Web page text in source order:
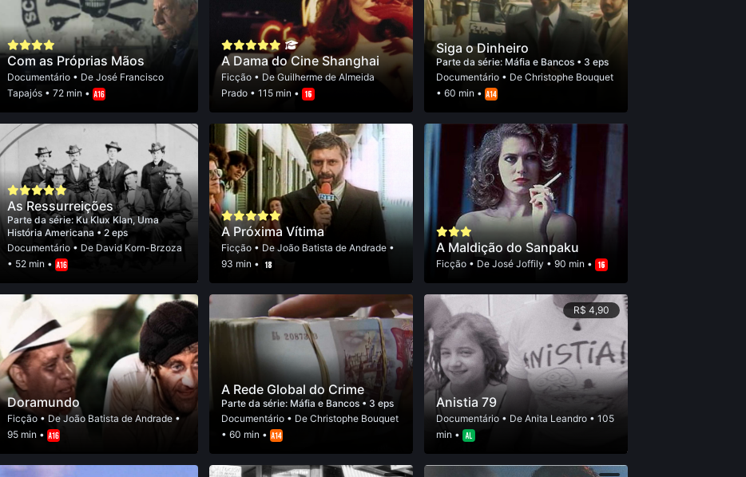
Com as Próprias Mãos
Documentário• De José Francisco
Tapajós• 72 min •
A Dama do Cine Shanghai
Ficção • DeGuilherme de Almeida
Prado • 115 min •
Siga o Dinheiro
Parte da série: Máfia e Bancos • 3 eps
Documentário • DeChristophe Bouquet
• 60 min •
As Ressurreições
Parte da série: Ku Klux Klan, Uma
História Americana • 2 eps
Documentário• De David Korn-Brzoza
• 52 min •
A Próxima Vítima
Ficção • DeJoão Batista de Andrade •
93 min •
A Maldição do Sanpaku
Ficção • DeJosé Joffily • 90 min •
Doramundo
Ficção• De João Batista de Andrade•
95 min •
A Rede Global do Crime
Parte da série: Máfia e Bancos • 3 eps
Documentário • DeChristophe Bouquet
• 60 min •
R$ 4,90
Anistia 79
Documentário • DeAnita Leandro • 105
min •